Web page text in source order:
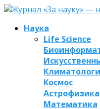
Наука
Life Science
Космос
Астрофизика
Математика